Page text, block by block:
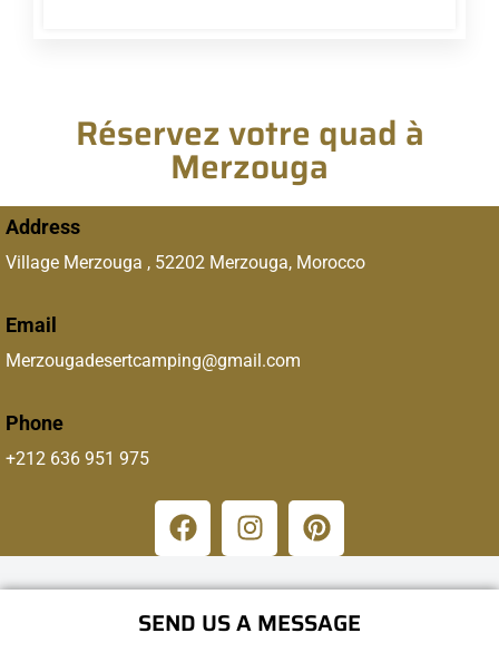
Réservez votre quad à
Merzouga
Address
Village Merzouga , 52202 Merzouga, Morocco
Email
Merzougadesertcamping@gmail.com
Phone
+212 636 951 975
SEND US A MESSAGE